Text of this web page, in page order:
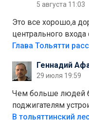
5 августа 11:03
Это все хорошо,а
центрального
аттракционам
лежала в парке и
украли.
Геннадий
29 июля 19:59
Чем больше людей
поджигателям
костры,тех надо